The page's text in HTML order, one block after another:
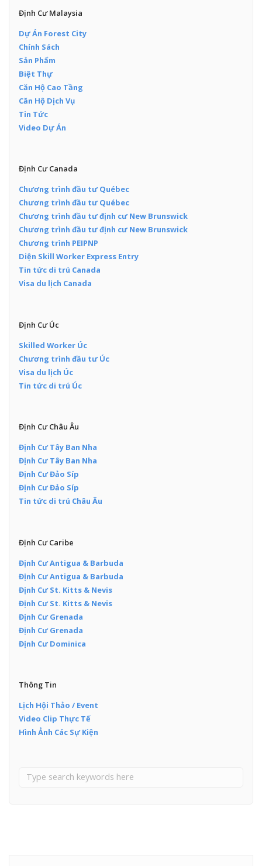
Định Cư Malaysia
Dự Án Forest City
Chính Sách
Sản Phẩm
Biệt Thự
Căn Hộ Cao Tầng
Căn Hộ Dịch Vụ
Tin Tức
Video Dự Án
Định Cư Canada
Chương trình đầu tư Québec
Chương trình đầu tư Québec
Chương trình đầu tư định cư New Brunswick
Chương trình đầu tư định cư New Brunswick
Chương trình PEIPNP
Diện Skill Worker Express Entry
Tin tức di trú Canada
Visa du lịch Canada
Định Cư Úc
Skilled Worker Úc
Chương trình đầu tư Úc
Visa du lịch Úc
Tin tức di trú Úc
Định Cư Châu Âu
Định Cư Tây Ban Nha
Định Cư Tây Ban Nha
Định Cư Đảo Síp
Định Cư Đảo Síp
Tin tức di trú Châu Âu
Định Cư Caribe
Định Cư Antigua & Barbuda
Định Cư Antigua & Barbuda
Định Cư St. Kitts & Nevis
Định Cư St. Kitts & Nevis
Định Cư Grenada
Định Cư Grenada
Định Cư Dominica
Thông Tin
Lịch Hội Thảo / Event
Video Clip Thực Tế
Hình Ảnh Các Sự Kiện